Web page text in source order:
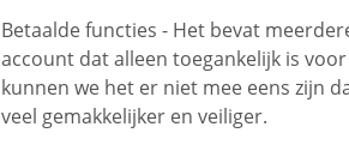
Betaalde functies - Het bevat
account dat alleen toegankelijk is
kunnen we het er niet mee eens zijn
veel gemakkelijker en veiliger.